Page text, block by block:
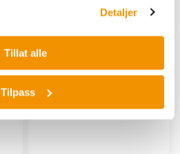
Detaljer
Tillat alle
Tilpass